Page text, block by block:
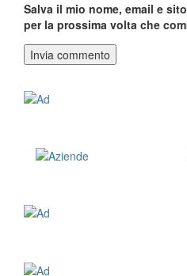
Salva il mio nome, email e
per la prossima volta che